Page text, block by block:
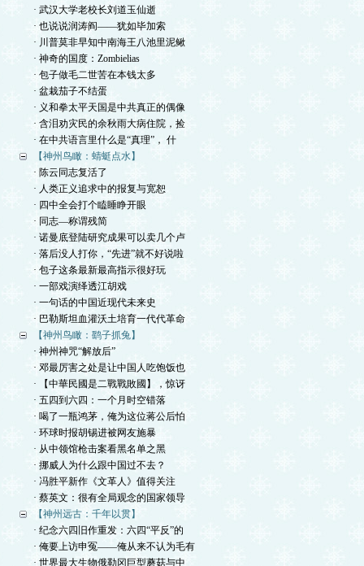
· 武汉大学老校长刘道玉仙逝
· 也说说润涛阎——犹如毕加索
· 川普莫非早知中南海王八池里泥鳅
· 神奇的国度：Zombielias
· 包子做毛二世苦在本钱太多
· 盆栽茄子不结蛋
· 义和拳太平天国是中共真正的偶像
· 含泪劝灾民的余秋雨大病住院，捡
· 在中共语言里什么是“真理”， 什
【神州鸟瞰：蜻蜓点水】
· 陈云同志复活了
· 人类正义追求中的报复与宽恕
· 四中全会打个瞌睡睁开眼
· 同志—称谓残简
· 诺曼底登陆研究成果可以卖几个卢
· 落后没人打你，“先进”就不好说啦
· 包子这条最新最高指示很好玩
· 一部戏演绎透江胡戏
· 一句话的中国近现代未来史
· 巴勒斯坦血灌沃土培育一代代革命
【神州鸟瞰：鹞子抓兔】
· 神州神咒“解放后”
· 邓最厉害之处是让中国人吃饱饭也
· 【中華民國是二戰戰敗國】，惊讶
· 五四到六四：一个月时空错落
· 喝了一瓶鸿茅，俺为这位蒋公后怕
· 环球时报胡锡进被网友施暴
· 从中领馆枪击案看黑名单之黑
· 挪威人为什么跟中国过不去？
· 冯胜平新作《文革人》值得关注
· 蔡英文：很有全局观念的国家领导
【神州远古：千年以贯】
· 纪念六四旧作重发：六四“平反”的
· 俺要上访申冤——俺从来不认为毛有
· 世界最大生物俄勒冈巨型蘑菇与中